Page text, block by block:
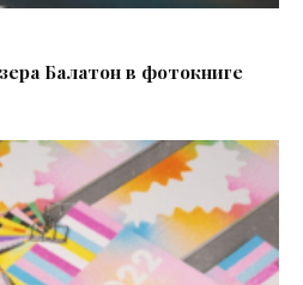
Балатон в фотокниге